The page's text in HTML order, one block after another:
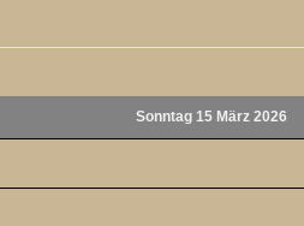
Sonntag 15 März 2026